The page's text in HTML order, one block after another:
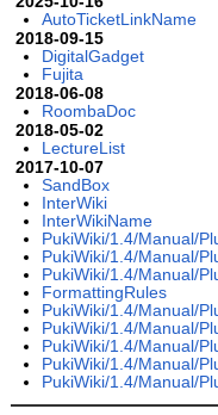
AutoTicketLinkName
2018-09-15
DigitalGadget
Fujita
2018-06-08
RoombaDoc
2018-05-02
LectureList
2017-10-07
SandBox
InterWiki
InterWikiName
PukiWiki/1.4/Manual/
PukiWiki/1.4/Manual/
PukiWiki/1.4/Manual/
FormattingRules
PukiWiki/1.4/Manual/
PukiWiki/1.4/Manual/
PukiWiki/1.4/Manual/
PukiWiki/1.4/Manual/
PukiWiki/1.4/Manual/